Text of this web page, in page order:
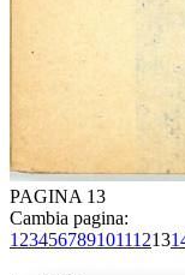
PAGINA 13
Cambia pagina:
1 2345678910111213